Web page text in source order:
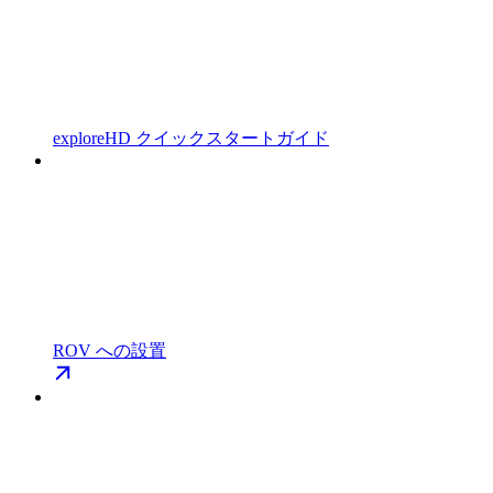
exploreHD クイックスタートガイド
ROV への設置